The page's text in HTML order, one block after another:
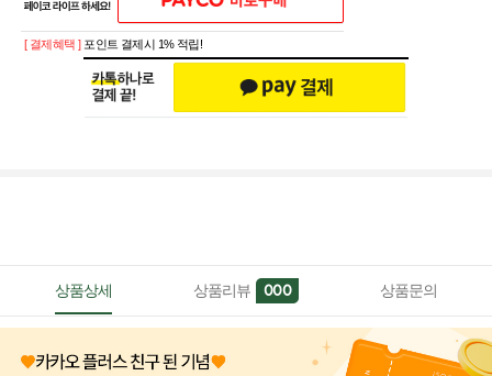
[ 결제혜택 ] 포인트 결제시 1% 적립!
상품상세 상품리뷰 000 상품문의